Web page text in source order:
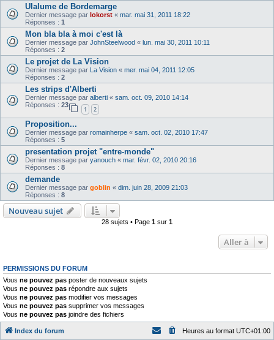
Ulalume de Bordemarge
Dernier message par lokorst « mar. mai 31, 2011 18:22
Réponses : 1
Mon bla bla à moi c'est là
Dernier message par JohnSteelwood « lun. mai 30, 2011 10:11
Réponses : 2
Le projet de La Vision
Dernier message par La Vision « mer. mai 04, 2011 12:05
Réponses : 2
Les strips d'Alberti
Dernier message par alberti « sam. oct. 09, 2010 14:14
Réponses : 23
1 2
Proposition...
Dernier message par romainherpe « sam. oct. 02, 2010 17:47
Réponses : 5
presentation projet "entre-monde"
Dernier message par yanouch « mar. févr. 02, 2010 20:16
Réponses : 8
demande
Dernier message par goblin « dim. juin 28, 2009 21:03
Réponses : 8
Nouveau sujet
28 sujets • Page 1 sur 1
Aller à
PERMISSIONS DU FORUM
Vous ne pouvez pas poster de nouveaux sujets
Vous ne pouvez pas répondre aux sujets
Vous ne pouvez pas modifier vos messages
Vous ne pouvez pas supprimer vos messages
Vous ne pouvez pas joindre des fichiers
Index du forum Heures au format UTC+01:00